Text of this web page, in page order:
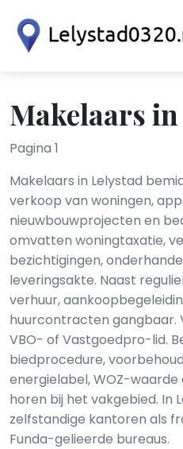
Makelaars
Pagina 1
Makelaars in Lelystad
verkoop van woningen,
nieuwbouwprojecten en
omvatten woningtaxatie,
bezichtigingen,
leveringsakte. Naast
verhuur,
huurcontracten gangbaar.
VBO- of Vastgoedpro-lid.
biedprocedure,
energielabel, WOZ-
horen bij het vakgebied. In
zelfstandige kantoren als
Funda-gelieerde bureaus.